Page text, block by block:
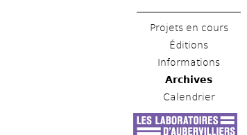
Projets en cours
Éditions
Informations
Archives
Calendrier